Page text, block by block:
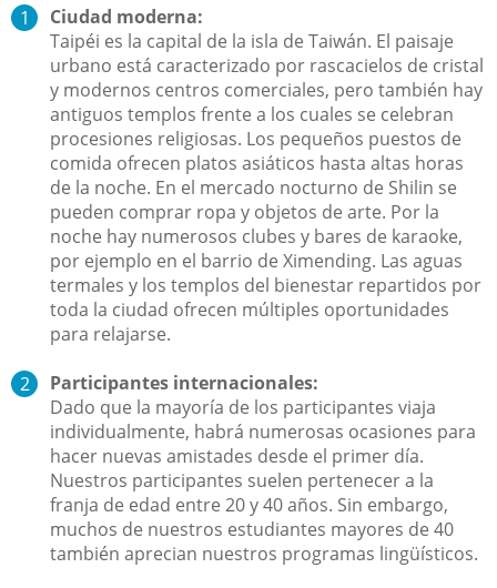
Ciudad moderna:
Taipéi es la capital de la isla de Taiwán. El paisaje
urbano está caracterizado por rascacielos de cristal
y modernos centros comerciales, pero también hay
antiguos templos frente a los cuales se celebran
procesiones religiosas. Los pequeños puestos de
comida ofrecen platos asiáticos hasta altas horas
de la noche. En el mercado nocturno de Shilin se
pueden comprar ropa y objetos de arte. Por la
noche hay numerosos clubes y bares de karaoke,
por ejemplo en el barrio de Ximending. Las aguas
termales y los templos del bienestar repartidos por
toda la ciudad ofrecen múltiples oportunidades
para relajarse.
Participantes internacionales:
Dado que la mayoría de los participantes viaja
individualmente, habrá numerosas ocasiones para
hacer nuevas amistades desde el primer día.
Nuestros participantes suelen pertenecer a la
franja de edad entre 20 y 40 años. Sin embargo,
muchos de nuestros estudiantes mayores de 40
también aprecian nuestros programas lingüísticos.